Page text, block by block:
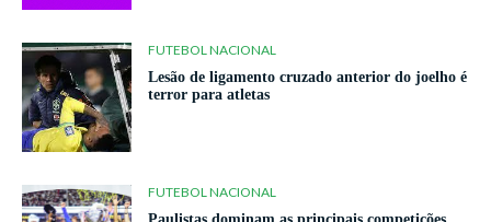
FUTEBOL NACIONAL
Lesão de ligamento cruzado anterior do joelho é
terror para atletas
FUTEBOL NACIONAL